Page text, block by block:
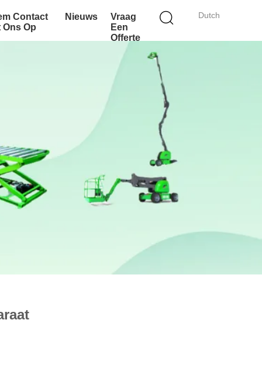
Dutch
Contact
Ons Op
Nieuws
Vraag
Een
Offerte